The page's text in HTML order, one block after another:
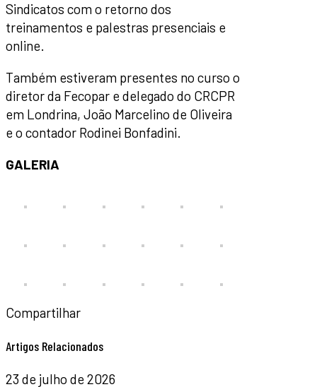
Sindicatos com o retorno dos
treinamentos e palestras presenciais e
online.
Também estiveram presentes no curso o
diretor da Fecopar e delegado do CRCPR
em Londrina, João Marcelino de Oliveira
e o contador Rodinei Bonfadini.
GALERIA
Compartilhar
Artigos Relacionados
23 de julho de 2026